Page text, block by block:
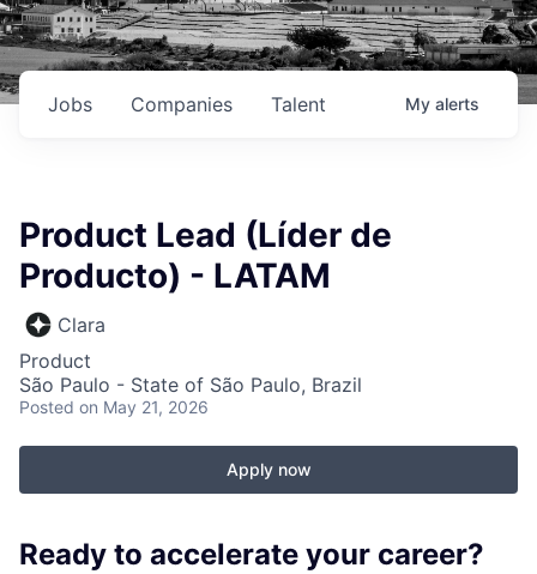
Jobs Companies Talent My alerts
Product Lead (Líder de
Producto) - LATAM
Clara
Product
São Paulo - State of São Paulo, Brazil
Posted on May 21, 2026
Apply now
Ready to accelerate your career?